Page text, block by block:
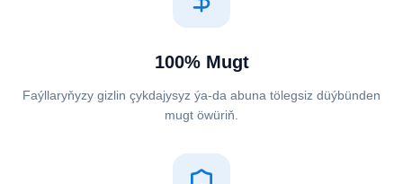
100% Mugt
Faýllaryňyzy gizlin çykdajysyz ýa-da abuna tölegsiz düýbünden
mugt öwüriň.